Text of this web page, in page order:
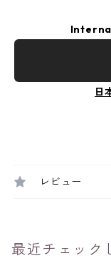
日
レビュー
最近チェック